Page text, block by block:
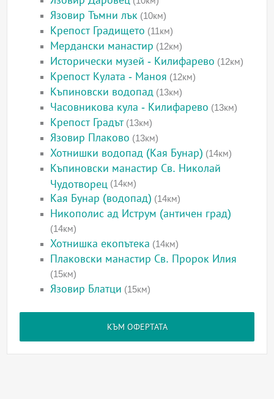
Язовир Тъмни лък (10км)
Крепост Градището (11км)
Мердански манастир (12км)
Исторически музей - Килифарево (12км)
Крепост Кулата - Маноя (12км)
Къпиновски водопад (13км)
Часовникова кула - Килифарево (13км)
Крепост Градът(13км)
Язовир Плаково (13км)
Хотнишки водопад (Кая Бунар) (14км)
Къпиновски манастир Св. Николай
Чудотворец (14км)
Кая Бунар (водопад) (14км)
Никополис ад Иструм (античен град)
(14км)
Хотнишка екопътека (14км)
Плаковски манастир Св. Пророк Илия
(15км)
Язовир Блатци (15км)
КЪМ ОФЕРТАТА